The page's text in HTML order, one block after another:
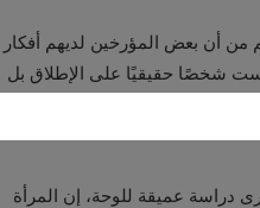
أن بعض المؤرخين لديهم أفكار
شخصًا حقيقيًا على الإطلاق بل
أنها صورة ذاتية ليوناردو
دراسة عميقة للوحة، إن المرأة